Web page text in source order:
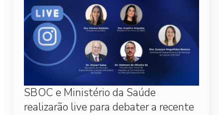
SBOC e Ministério da Saúde
realizarão live para debater a recente